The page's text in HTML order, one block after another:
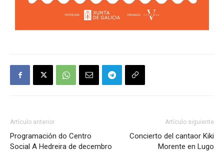
Artículo anterior
Programación do Centro
Social A Hedreira de decembro
Artículo siguiente
Concierto del cantaor Kiki
Morente en Lugo